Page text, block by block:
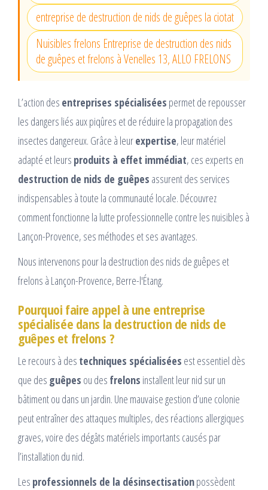
entreprise de destruction de nids de guêpes la ciotat
Nuisibles frelons Entreprise de destruction des nids
de guêpes et frelons à Venelles 13, ALLO FRELONS
L’action des entreprises spécialisées permet de repousser
les dangers liés aux piqûres et de réduire la propagation des
insectes dangereux. Grâce à leurexpertise, leur matériel
adapté et leurs produits à effet immédiat, ces experts en
destruction de nids de guêpes assurent des services
indispensables à toute la communauté locale. Découvrez
comment fonctionne la lutte professionnelle contre les nuisibles à
Lançon-Provence, ses méthodes et ses avantages.
Nous intervenons pour la destruction des nids de guêpes et
frelons à Lançon-Provence, Berre-l'Étang.
Pourquoi faire appel à une entreprise
spécialisée dans la destruction de nids de
guêpes et frelons ?
Le recours à des techniques spécialisées est essentiel dès
que des guêpes ou des frelons installent leur nid sur un
bâtiment ou dans un jardin. Une mauvaise gestion d’une colonie
peut entraîner des attaques multiples, des réactions allergiques
graves, voire des dégâts matériels importants causés par
l’installation du nid.
Les professionnels de la désinsectisationpossèdent